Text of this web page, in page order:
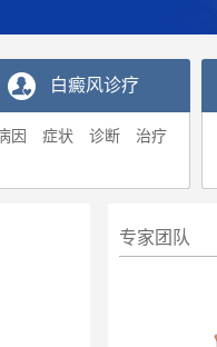
白癜风诊疗
因 症状 诊断 治疗
专家团队